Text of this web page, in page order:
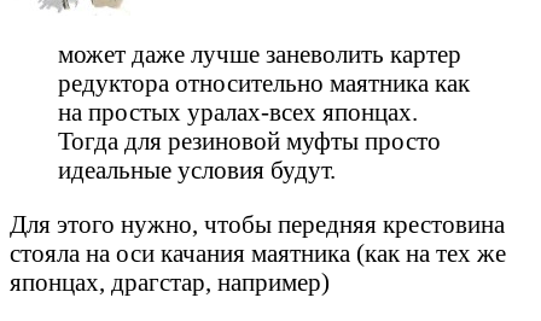
может даже лучше заневолить картер
редуктора относительно маятника как
на простых уралах-всех японцах.
Тогда для резиновой муфты просто
идеальные условия будут.
Для этого нужно, чтобы передняя крестовина
стояла на оси качания маятника (как на тех же
японцах, драгстар, например)